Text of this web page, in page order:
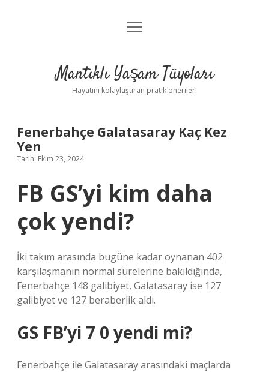
Anasayfa
Yasal Uyarı
menüyü
Mantıklı Yaşam Tüyoları
Hayatını kolaylaştıran pratik öneriler!
Fenerbahçe Galatasaray Kaç Kez
Yen
Tarih: Ekim 23, 2024
FB GS’yi kim daha
çok yendi?
İki takım arasında bugüne kadar oynanan 402
karşılaşmanın normal sürelerine bakıldığında,
Fenerbahçe 148 galibiyet, Galatasaray ise 127
galibiyet ve 127 beraberlik aldı.
GS FB’yi 7 0 yendi mi?
Fenerbahçe ile Galatasaray arasındaki maçlarda